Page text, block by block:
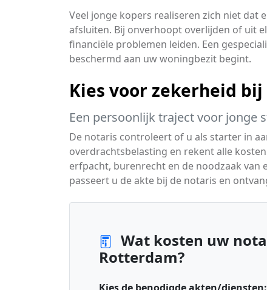
Veel jonge kopers realiseren zich niet dat
afsluiten. Bij onverhoopt overlijden of uit
financiële problemen leiden. Een
beschermd aan uw woningbezit begint.
Kies voor zekerheid
Een persoonlijk traject voor jonge
De notaris controleert of u als starter in
overdrachtsbelasting en rekent alle
erfpacht, burenrecht en de noodzaak van
passeert u de akte bij de notaris en
Wat kosten uw
Rotterdam?